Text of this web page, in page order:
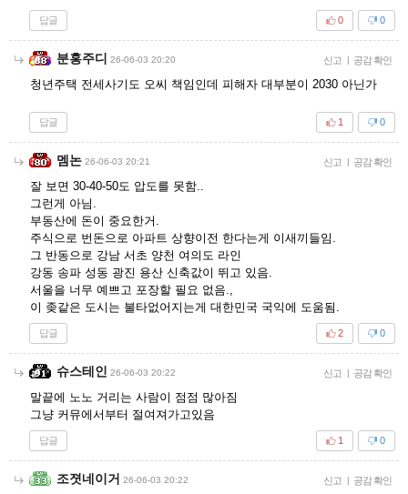
답글 0
0
분홍주디 26-06-03 20:20 신고 | 공감 확인
청년주택 전세사기도 오씨 책임인데 피해자 대부분이 2030 아닌가
답글 0
1
멤논 26-06-03 20:21 신고 | 공감 확인
잘 보면 30-40-50도 압도를 못함..
그런게 아님.
부동산에 돈이 중요한거.
주식으로 번돈으로 아파트 상향이전 한다는게 이새끼들임.
그 반동으로 강남 서초 양천 여의도 라인
강동 송파 성동 광진 용산 신축값이 뛰고 있음.
서울을 너무 예쁘고 포장할 필요 없음.,
이 좆같은 도시는 불타없어지는게 대한민국 국익에 도움됨.
답글 0
2
슈스테인 26-06-03 20:22 신고 | 공감 확인
말끝에 노노 거리는 사람이 점점 많아짐
그냥 커뮤에서부터 절여져가고있음
답글 0
1
조졋네이거 26-06-03 20:22 신고 | 공감 확인